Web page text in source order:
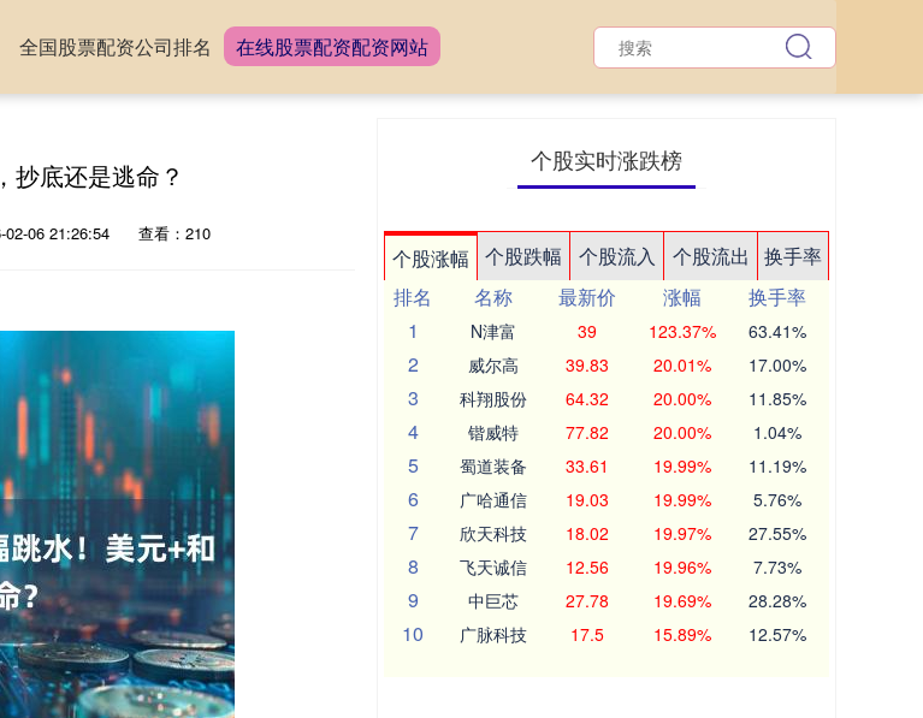
全国股票配资公司排名 在线股票配资配资网站
抄底还是逃命？
02-06 21:26:54 查看：210
个股实时涨跌榜
个股涨幅 个股跌幅 个股流入 个股流出
换手率
排名
名称 最新价 涨幅
换手率
1
N津富 39 123.37% 63.41%
2 威尔高 39.83 20.01% 17.00%
3 科翔股份 64.32 20.00% 11.85%
4 锴威特 77.82 20.00% 1.04%
5 蜀道装备 33.61 19.99% 11.19%
6 广哈通信 19.03 19.99% 5.76%
7 欣天科技 18.02 19.97% 27.55%
8 飞天诚信 12.56 19.96% 7.73%
9 中巨芯 27.78 19.69% 28.28%
10 广脉科技 17.5 15.89% 12.57%